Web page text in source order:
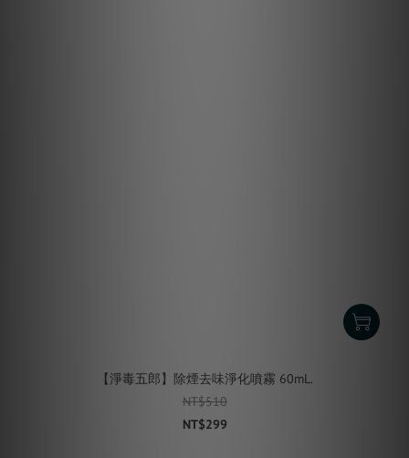
【淨毒五郎】除煙去味淨化噴霧 60mL.
NT$510
NT$299